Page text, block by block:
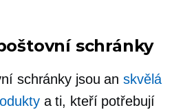
schránky
schránky jsou anskvělá
a ti, kteří potřebují